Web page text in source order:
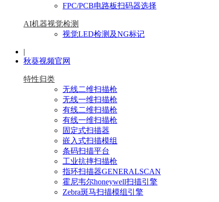
FPC/PCB电路板扫码器选择
AI机器视觉检测
视觉LED检测及NG标记
|
秋葵视频官网
特性归类
无线二维扫描枪
无线一维扫描枪
有线二维扫描枪
有线一维扫描枪
固定式扫描器
嵌入式扫描模组
条码扫描平台
工业抗摔扫描枪
指环扫描器GENERALSCAN
霍尼韦尔honeywell扫描引擎
Zebra斑马扫描模组引擎